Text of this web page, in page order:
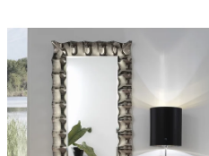
produktu
je
0,0
hvězdiček.